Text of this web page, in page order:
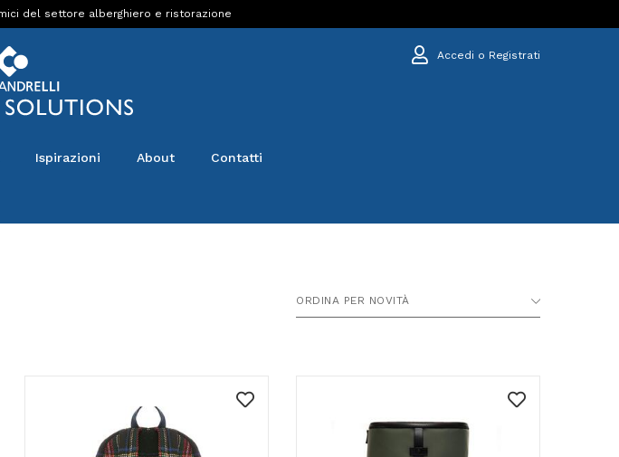
del settore alberghiero e ristorazione
Accedi o Registrati
Ispirazioni About Contatti
ORDINA PER NOVITÀ